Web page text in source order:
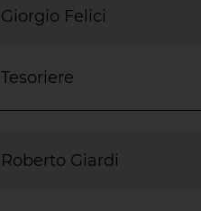
Giorgio Felici
Tesoriere
Roberto Giardi